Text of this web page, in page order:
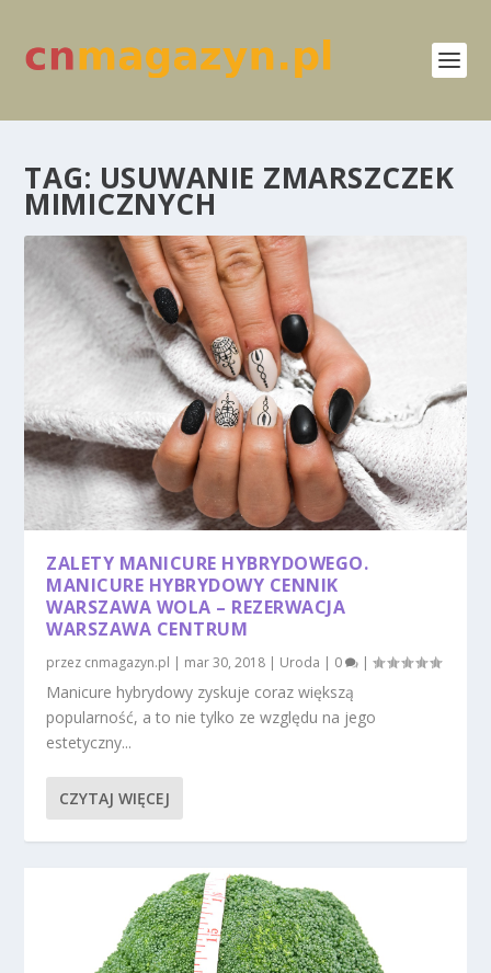
TAG: USUWANIE ZMARSZCZEK
MIMICZNYCH
ZALETY MANICURE HYBRYDOWEGO.
MANICURE HYBRYDOWY CENNIK
WARSZAWA WOLA – REZERWACJA
WARSZAWA CENTRUM
przez cnmagazyn.pl | mar 30, 2018 | Uroda | 0 |
Manicure hybrydowy zyskuje coraz większą
popularność, a to nie tylko ze względu na jego
estetyczny...
CZYTAJ WIĘCEJ